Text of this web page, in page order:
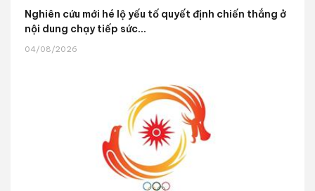
Nghiên cứu mới hé lộ yếu tố quyết định chiến thắng ở
nội dung chạy tiếp sức...
04/08/2026